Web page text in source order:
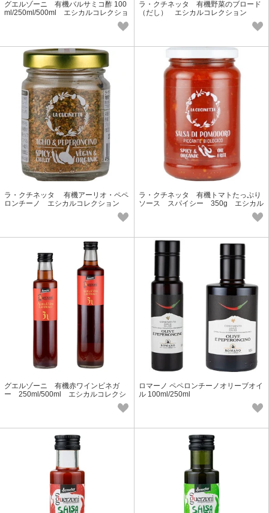
グエルゾーニ 有機バルサミコ酢 100
ml/250ml/500ml エシカルコレクショ
ラ・クチネッタ 有機野菜のブロード
（だし） エシカルコレクション
ラ・クチネッタ 有機アーリオ・ペペ
ロンチーノ エシカルコレクション
ラ・クチネッタ 有機トマトたっぷり
ソース スパイシー 350g エシカル
グエルゾーニ 有機赤ワインビネガ
ー 250ml/500ml エシカルコレクシ
ロマーノ ペペロンチーノオリーブオイ
ル 100ml/250ml